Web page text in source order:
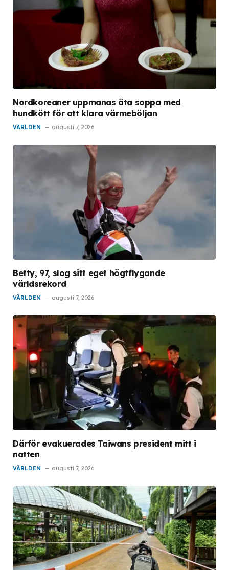
Nordkoreaner uppmanas äta soppa med
hundkött för att klara värmeböljan
VÄRLDEN augusti 7, 2026
Betty, 97, slog sitt eget högtflygande
världsrekord
VÄRLDEN augusti 7, 2026
Därför evakuerades Taiwans president mitt i
natten
VÄRLDEN augusti 7, 2026